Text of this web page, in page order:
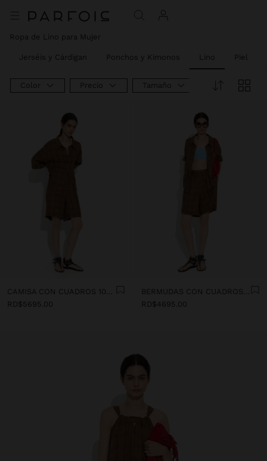
Ropa de Lino para Mujer
Jerséis y Cárdigan Ponchos y Kimonos Lino Piel
Color Precio Tamaño
CAMISA CON CUADROS 100% LINO
RD$5695.00
BERMUDAS CON CUADROS 100% LINO
RD$4695.00